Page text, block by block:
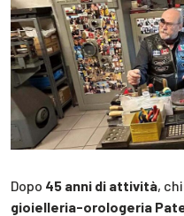
Dopo 45 anni di attività,
gioielleria-orologeria